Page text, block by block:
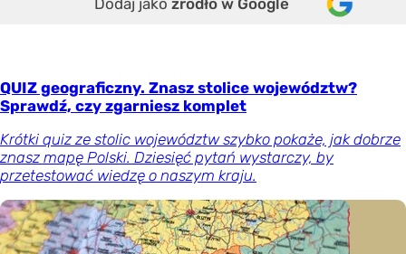
QUIZ geograficzny. Znasz stolice województw?
Sprawdź, czy zgarniesz komplet
Krótki quiz ze stolic województw szybko pokaże, jak dobrze
znasz mapę Polski. Dziesięć pytań wystarczy, by
przetestować wiedzę o naszym kraju.